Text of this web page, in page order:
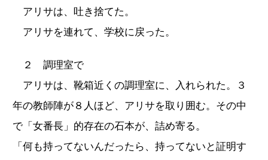
アリサは、吐き捨てた。
アリサを連れて、学校に戻った。
２ 調理室で
アリサは、靴箱近くの調理室に、入れられた。３
年の教師陣が８人ほど、アリサを取り囲む。その中
で「女番長」的存在の石本が、詰め寄る。
「何も持ってないんだったら、持ってないと証明す